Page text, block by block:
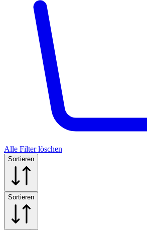
Alle Filter löschen
Sortieren
Sortieren